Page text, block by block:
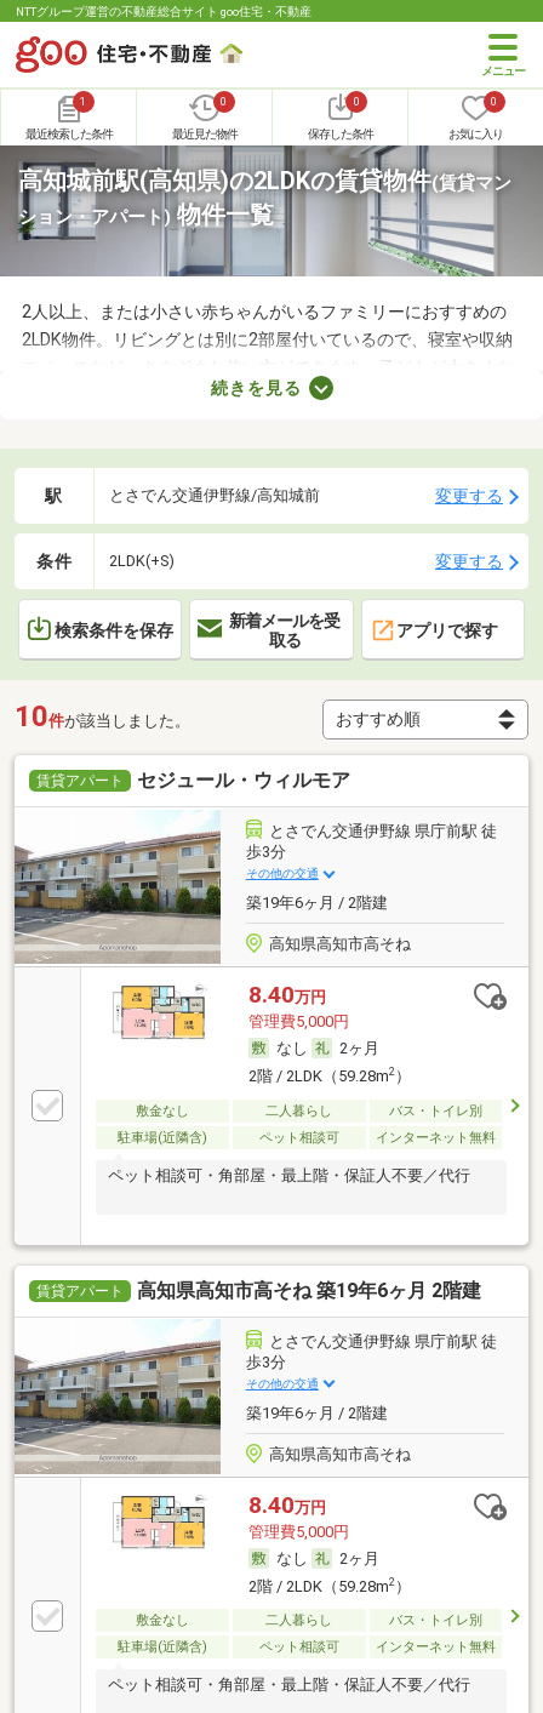
NTTグループ運営の不動産総合サイト goo住宅・不動産
1
最近検索した条件
0
最近見た物件
0
保存した条件
0
お気に入り
高知城前駅(高知県)の2LDKの賃貸物件(賃貸マン
ション・アパート) 物件一覧
2人以上、または小さい赤ちゃんがいるファミリーにおすすめの
2LDK物件。リビングとは別に2部屋付いているので、寝室や収納
スペースなど、さまざまな使い方ができます。子どもが大きくな
れば子ども部屋にもできるので、長く住めることも魅力です。こ
チェックして、希望にぴったりな物件を見つけましょう。
続きを見る
駅 とさでん交通伊野線/高知城前 変更する
条件 2LDK(+S) 変更する
検索条件を保存
新着メールを受
取る
アプリで探す
10件が該当しました。
賃貸アパート セジュール・ウィルモア
とさでん交通伊野線 県庁前駅 徒
歩3分
その他の交通
築19年6ヶ月 / 2階建
高知県高知市高そね
8.40万円
管理費5,000円
なし
2ヶ月
2階 / 2LDK（59.28m2）
敷金なし 二人暮らし
バス・トイレ別
駐車場(近隣含)
ペット相談可 インターネット無料
ペット相談可・角部屋・最上階・保証人不要／代行
賃貸アパート 高知県高知市高そね 築19年6ヶ月 2階建
とさでん交通伊野線 県庁前駅 徒
歩3分
その他の交通
築19年6ヶ月 / 2階建
高知県高知市高そね
8.40万円
管理費5,000円
なし
2ヶ月
2階 / 2LDK（59.28m2）
敷金なし 二人暮らし
バス・トイレ別
駐車場(近隣含)
ペット相談可 インターネット無料
ペット相談可・角部屋・最上階・保証人不要／代行